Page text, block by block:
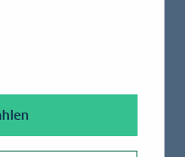
mit
Mittelstand
und welche Rolle